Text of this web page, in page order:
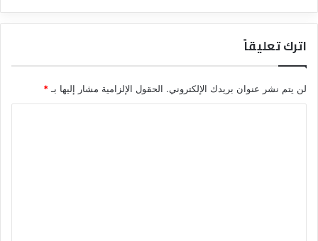
اترك تعليقاً
لن يتم نشر عنوان بريدك الإلكتروني. الحقول الإلزامية مشار إليها بـ *